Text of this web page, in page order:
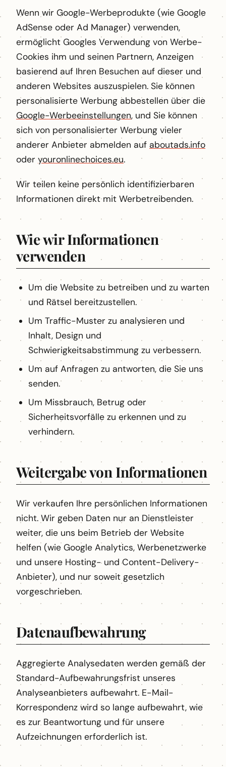
Wenn wir Google-Werbeprodukte (wie Google
AdSense oder Ad Manager) verwenden,
ermöglicht Googles Verwendung von Werbe-
Cookies ihm und seinen Partnern, Anzeigen
basierend auf Ihren Besuchen auf dieser und
anderen Websites auszuspielen. Sie können
personalisierte Werbung abbestellen über die
Google-Werbeeinstellungen, und Sie können
sich von personalisierter Werbung vieler
anderer Anbieter abmelden auf aboutads.info
oder youronlinechoices.eu.
Wir teilen keine persönlich identifizierbaren
Informationen direkt mit Werbetreibenden.
Wie wir Informationen
verwenden
Um die Website zu betreiben und zu warten
und Rätsel bereitzustellen.
Um Traffic-Muster zu analysieren und
Inhalt, Design und
Schwierigkeitsabstimmung zu verbessern.
Um auf Anfragen zu antworten, die Sie uns
senden.
Um Missbrauch, Betrug oder
Sicherheitsvorfälle zu erkennen und zu
verhindern.
Weitergabe von Informationen
Wir verkaufen Ihre persönlichen Informationen
nicht. Wir geben Daten nur an Dienstleister
weiter, die uns beim Betrieb der Website
helfen (wie Google Analytics, Werbenetzwerke
und unsere Hosting- und Content-Delivery-
Anbieter), und nur soweit gesetzlich
vorgeschrieben.
Datenaufbewahrung
Aggregierte Analysedaten werden gemäß der
Standard-Aufbewahrungsfrist unseres
Analyseanbieters aufbewahrt. E-Mail-
Korrespondenz wird so lange aufbewahrt, wie
es zur Beantwortung und für unsere
Aufzeichnungen erforderlich ist.